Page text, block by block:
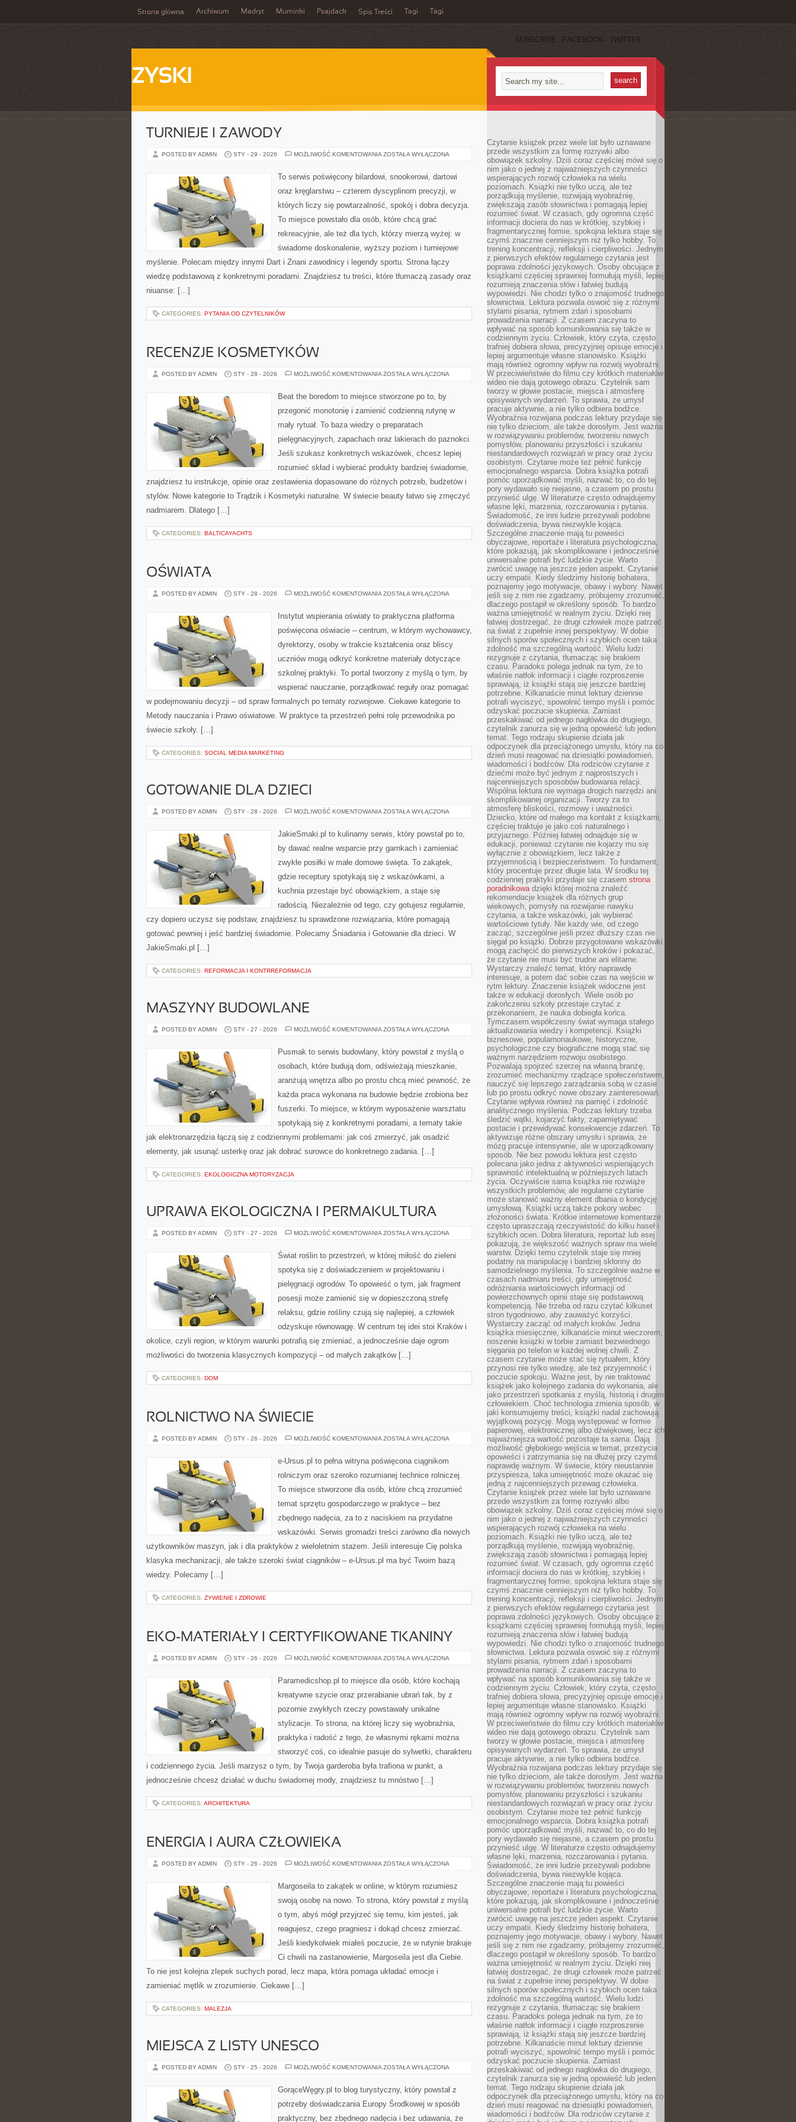
Strona główna Archiwum Madryt Muminki Psajdack Spis Treści Tagi Tagi
SUBSCRIBE FACEBOOK TWITTER
ZYSKI
TURNIEJE I ZAWODY
POSTED BY ADMIN STY - 29 - 2026 MOŻLIWOŚĆ KOMENTOWANIA TURNIEJE
ZOSTAŁA WYŁĄCZONA
To serwis poświęcony bilardowi, snookerowi, dartowi
oraz kręglarstwu – czterem dyscyplinom precyzji, w
których liczy się powtarzalność, spokój i dobra decyzja.
To miejsce powstało dla osób, które chcą grać
rekreacyjnie, ale też dla tych, którzy mierzą wyżej: w
świadome doskonalenie, wyższy poziom i turniejowe
myślenie. Polecam między innymi Dart i Znani zawodnicy i legendy sportu. Strona łączy
wiedzę podstawową z konkretnymi poradami. Znajdziesz tu treści, które tłumaczą zasady oraz
niuanse: […]
CATEGORIES: PYTANIA OD CZYTELNIKÓW
RECENZJE KOSMETYKÓW
POSTED BY ADMIN STY - 28 - 2026 MOŻLIWOŚĆ KOMENTOWANIA RECENZJE
ZOSTAŁA WYŁĄCZONA
Beat the boredom to miejsce stworzone po to, by
przegonić monotonię i zamienić codzienną rutynę w
mały rytuał. To baza wiedzy o preparatach
pielęgnacyjnych, zapachach oraz lakierach do paznokci.
Jeśli szukasz konkretnych wskazówek, chcesz lepiej
rozumieć skład i wybierać produkty bardziej świadomie,
znajdziesz tu instrukcje, opinie oraz zestawienia dopasowane do różnych potrzeb, budżetów i
stylów. Nowe kategorie to Trądzik i Kosmetyki naturalne. W świecie beauty łatwo się zmęczyć
nadmiarem. Dlatego […]
CATEGORIES: BALTICAYACHTS
OŚWIATA
POSTED BY ADMIN STY - 28 - 2026 MOŻLIWOŚĆ KOMENTOWANIA OŚWIATA
ZOSTAŁA WYŁĄCZONA
Instytut wspierania oświaty to praktyczna platforma
poświęcona oświacie – centrum, w którym wychowawcy,
dyrektorzy, osoby w trakcie kształcenia oraz bliscy
uczniów mogą odkryć konkretne materiały dotyczące
szkolnej praktyki. To portal tworzony z myślą o tym, by
wspierać nauczanie, porządkować reguły oraz pomagać
w podejmowaniu decyzji – od spraw formalnych po tematy rozwojowe. Ciekawe kategorie to
Metody nauczania i Prawo oświatowe. W praktyce ta przestrzeń pełni rolę przewodnika po
świecie szkoły. […]
CATEGORIES: SOCIAL MEDIA MARKETING
GOTOWANIE DLA DZIECI
POSTED BY ADMIN STY - 28 - 2026 MOŻLIWOŚĆ KOMENTOWANIA GOTOWANIE
ZOSTAŁA WYŁĄCZONA
JakieSmaki.pl to kulinarny serwis, który powstał po to,
by dawać realne wsparcie przy garnkach i zamieniać
zwykłe posiłki w małe domowe święta. To zakątek,
gdzie receptury spotykają się z wskazówkami, a
kuchnia przestaje być obowiązkiem, a staje się
radością. Niezależnie od tego, czy gotujesz regularnie,
czy dopiero uczysz się podstaw, znajdziesz tu sprawdzone rozwiązania, które pomagają
gotować pewniej i jeść bardziej świadomie. Polecamy Śniadania i Gotowanie dla dzieci. W
JakieSmaki.pl […]
CATEGORIES: REFORMACJA I KONTRREFORMACJA
MASZYNY BUDOWLANE
POSTED BY ADMIN STY - 27 - 2026 MOŻLIWOŚĆ KOMENTOWANIA MASZYNY
ZOSTAŁA WYŁĄCZONA
Pusmak to serwis budowlany, który powstał z myślą o
osobach, które budują dom, odświeżają mieszkanie,
aranżują wnętrza albo po prostu chcą mieć pewność, że
każda praca wykonana na budowie będzie zrobiona bez
fuszerki. To miejsce, w którym wyposażenie warsztatu
spotykają się z konkretnymi poradami, a tematy takie
jak elektronarzędzia łączą się z codziennymi problemami: jak coś zmierzyć, jak osadzić
elementy, jak usunąć usterkę oraz jak dobrać surowce do konkretnego zadania. […]
CATEGORIES: EKOLOGICZNA MOTORYZACJA
UPRAWA EKOLOGICZNA I PERMAKULTURA
POSTED BY ADMIN STY - 27 - 2026 MOŻLIWOŚĆ KOMENTOWANIA UPRAWA
PERMAKULTURA
ZOSTAŁA WYŁĄCZONA
Świat roślin to przestrzeń, w której miłość do zieleni
spotyka się z doświadczeniem w projektowaniu i
pielęgnacji ogrodów. To opowieść o tym, jak fragment
posesji może zamienić się w dopieszczoną strefę
relaksu, gdzie rośliny czują się najlepiej, a człowiek
odzyskuje równowagę. W centrum tej idei stoi Kraków i
okolice, czyli region, w którym warunki potrafią się zmieniać, a jednocześnie daje ogrom
możliwości do tworzenia klasycznych kompozycji – od małych zakątków […]
CATEGORIES: DOM
ROLNICTWO NA ŚWIECIE
POSTED BY ADMIN STY - 26 - 2026 MOŻLIWOŚĆ KOMENTOWANIA ROLNICTWO
ZOSTAŁA WYŁĄCZONA
e-Ursus.pl to pełna witryna poświęcona ciągnikom
rolniczym oraz szeroko rozumianej technice rolniczej.
To miejsce stworzone dla osób, które chcą zrozumieć
temat sprzętu gospodarczego w praktyce – bez
zbędnego nadęcia, za to z naciskiem na przydatne
wskazówki. Serwis gromadzi treści zarówno dla nowych
użytkowników maszyn, jak i dla praktyków z wieloletnim stażem. Jeśli interesuje Cię polska
klasyka mechanizacji, ale także szeroki świat ciągników – e-Ursus.pl ma być Twoim bazą
wiedzy. Polecamy […]
CATEGORIES: ŻYWIENIE I ZDROWIE
EKO-MATERIAŁY I CERTYFIKOWANE TKANINY
POSTED BY ADMIN STY - 26 - 2026 MOŻLIWOŚĆ KOMENTOWANIA EKO-
CERTYFIKOWANE
TKANINY
ZOSTAŁA WYŁĄCZONA
Paramedicshop.pl to miejsce dla osób, które kochają
kreatywne szycie oraz przerabianie ubrań tak, by z
pozornie zwykłych rzeczy powstawały unikalne
stylizacje. To strona, na której liczy się wyobraźnia,
praktyka i radość z tego, że własnymi rękami można
stworzyć coś, co idealnie pasuje do sylwetki, charakteru
i codziennego życia. Jeśli marzysz o tym, by Twoja garderoba była trafiona w punkt, a
jednocześnie chcesz działać w duchu świadomej mody, znajdziesz tu mnóstwo […]
CATEGORIES: ARCHITEKTURA
ENERGIA I AURA CZŁOWIEKA
POSTED BY ADMIN STY - 26 - 2026 MOŻLIWOŚĆ KOMENTOWANIA ENERGIA
CZŁOWIEKA
ZOSTAŁA WYŁĄCZONA
Margoseila to zakątek w online, w którym rozumiesz
swoją osobę na nowo. To strona, który powstał z myślą
o tym, abyś mógł przyjrzeć się temu, kim jesteś, jak
reagujesz, czego pragniesz i dokąd chcesz zmierzać.
Jeśli kiedykolwiek miałeś poczucie, że w rutynie brakuje
Ci chwili na zastanowienie, Margoseila jest dla Ciebie.
To nie jest kolejna zlepek suchych porad, lecz mapa, która pomaga układać emocje i
zamieniać mętlik w zrozumienie. Ciekawe […]
CATEGORIES: MALEZJA
MIEJSCA Z LISTY UNESCO
POSTED BY ADMIN STY - 25 - 2026 MOŻLIWOŚĆ KOMENTOWANIA MIEJSCA
UNESCO
ZOSTAŁA WYŁĄCZONA
GorąceWęgry.pl to blog turystyczny, który powstał z
potrzeby doświadczania Europy Środkowej w sposób
praktyczny, bez zbędnego nadęcia i bez udawania, że
Czytanie książek przez wiele lat było uznawane
przede wszystkim za formę rozrywki albo
obowiązek szkolny. Dziś coraz częściej mówi się o
nim jako o jednej z najważniejszych czynności
wspierających rozwój człowieka na wielu
poziomach. Książki nie tylko uczą, ale też
porządkują myślenie, rozwijają wyobraźnię,
zwiększają zasób słownictwa i pomagają lepiej
rozumieć świat. W czasach, gdy ogromna część
informacji dociera do nas w krótkiej, szybkiej i
fragmentarycznej formie, spokojna lektura staje się
czymś znacznie cenniejszym niż tylko hobby. To
trening koncentracji, refleksji i cierpliwości. Jednym
z pierwszych efektów regularnego czytania jest
poprawa zdolności językowych. Osoby obcujące z
książkami częściej sprawniej formułują myśli, lepiej
rozumieją znaczenia słów i łatwiej budują
wypowiedzi. Nie chodzi tylko o znajomość trudnego
słownictwa. Lektura pozwala oswoić się z różnymi
stylami pisania, rytmem zdań i sposobami
prowadzenia narracji. Z czasem zaczyna to
wpływać na sposób komunikowania się także w
codziennym życiu. Człowiek, który czyta, często
trafniej dobiera słowa, precyzyjniej opisuje emocje i
lepiej argumentuje własne stanowisko. Książki
mają również ogromny wpływ na rozwój wyobraźni.
W przeciwieństwie do filmu czy krótkich materiałów
wideo nie dają gotowego obrazu. Czytelnik sam
tworzy w głowie postacie, miejsca i atmosferę
opisywanych wydarzeń. To sprawia, że umysł
pracuje aktywnie, a nie tylko odbiera bodźce.
Wyobraźnia rozwijana podczas lektury przydaje się
nie tylko dzieciom, ale także dorosłym. Jest ważna
w rozwiązywaniu problemów, tworzeniu nowych
pomysłów, planowaniu przyszłości i szukaniu
niestandardowych rozwiązań w pracy oraz życiu
osobistym. Czytanie może też pełnić funkcję
emocjonalnego wsparcia. Dobra książka potrafi
pomóc uporządkować myśli, nazwać to, co do tej
pory wydawało się niejasne, a czasem po prostu
przynieść ulgę. W literaturze często odnajdujemy
własne lęki, marzenia, rozczarowania i pytania.
Świadomość, że inni ludzie przeżywali podobne
doświadczenia, bywa niezwykle kojąca.
Szczególne znaczenie mają tu powieści
obyczajowe, reportaże i literatura psychologiczna,
które pokazują, jak skomplikowane i jednocześnie
uniwersalne potrafi być ludzkie życie. Warto
zwrócić uwagę na jeszcze jeden aspekt. Czytanie
uczy empatii. Kiedy śledzimy historię bohatera,
poznajemy jego motywacje, obawy i wybory. Nawet
jeśli się z nim nie zgadzamy, próbujemy zrozumieć,
dlaczego postąpił w określony sposób. To bardzo
ważna umiejętność w realnym życiu. Dzięki niej
łatwiej dostrzegać, że drugi człowiek może patrzeć
na świat z zupełnie innej perspektywy. W dobie
silnych sporów społecznych i szybkich ocen taka
zdolność ma szczególną wartość. Wielu ludzi
rezygnuje z czytania, tłumacząc się brakiem
czasu. Paradoks polega jednak na tym, że to
właśnie natłok informacji i ciągłe rozproszenie
sprawiają, iż książki stają się jeszcze bardziej
potrzebne. Kilkanaście minut lektury dziennie
potrafi wyciszyć, spowolnić tempo myśli i pomóc
odzyskać poczucie skupienia. Zamiast
przeskakiwać od jednego nagłówka do drugiego,
czytelnik zanurza się w jedną opowieść lub jeden
temat. Tego rodzaju skupienie działa jak
odpoczynek dla przeciążonego umysłu, który na co
dzień musi reagować na dziesiątki powiadomień,
wiadomości i bodźców. Dla rodziców czytanie z
dziećmi może być jednym z najprostszych i
najcenniejszych sposobów budowania relacji.
Wspólna lektura nie wymaga drogich narzędzi ani
skomplikowanej organizacji. Tworzy za to
atmosferę bliskości, rozmowy i uważności.
Dziecko, które od małego ma kontakt z książkami,
częściej traktuje je jako coś naturalnego i
przyjaznego. Później łatwiej odnajduje się w
edukacji, ponieważ czytanie nie kojarzy mu się
wyłącznie z obowiązkiem, lecz także z
przyjemnością i bezpieczeństwem. To fundament,
który procentuje przez długie lata. W środku tej
codziennej praktyki przydaje się czasem strona
poradnikowadzięki której można znaleźć
rekomendacje książek dla różnych grup
wiekowych, pomysły na rozwijanie nawyku
czytania, a także wskazówki, jak wybierać
wartościowe tytuły. Nie każdy wie, od czego
zacząć, szczególnie jeśli przez dłuższy czas nie
sięgał po książki. Dobrze przygotowane wskazówki
mogą zachęcić do pierwszych kroków i pokazać,
że czytanie nie musi być trudne ani elitarne.
Wystarczy znaleźć temat, który naprawdę
interesuje, a potem dać sobie czas na wejście w
rytm lektury. Znaczenie książek widoczne jest
także w edukacji dorosłych. Wiele osób po
zakończeniu szkoły przestaje czytać z
przekonaniem, że nauka dobiegła końca.
Tymczasem współczesny świat wymaga stałego
aktualizowania wiedzy i kompetencji. Książki
biznesowe, popularnonaukowe, historyczne,
psychologiczne czy biograficzne mogą stać się
ważnym narzędziem rozwoju osobistego.
Pozwalają spojrzeć szerzej na własną branżę,
zrozumieć mechanizmy rządzące społeczeństwem,
nauczyć się lepszego zarządzania sobą w czasie
lub po prostu odkryć nowe obszary zainteresowań.
Czytanie wpływa również na pamięć i zdolność
analitycznego myślenia. Podczas lektury trzeba
śledzić wątki, kojarzyć fakty, zapamiętywać
postacie i przewidywać konsekwencje zdarzeń. To
aktywizuje różne obszary umysłu i sprawia, że
mózg pracuje intensywnie, ale w uporządkowany
sposób. Nie bez powodu lektura jest często
polecana jako jedna z aktywności wspierających
sprawność intelektualną w późniejszych latach
życia. Oczywiście sama książka nie rozwiąże
wszystkich problemów, ale regularne czytanie
może stanowić ważny element dbania o kondycję
umysłową. Książki uczą także pokory wobec
złożoności świata. Krótkie internetowe komentarze
często upraszczają rzeczywistość do kilku haseł i
szybkich ocen. Dobra literatura, reportaż lub esej
pokazują, że większość ważnych spraw ma wiele
warstw. Dzięki temu czytelnik staje się mniej
podatny na manipulację i bardziej skłonny do
samodzielnego myślenia. To szczególnie ważne w
czasach nadmiaru treści, gdy umiejętność
odróżniania wartościowych informacji od
powierzchownych opinii staje się podstawową
kompetencją. Nie trzeba od razu czytać kilkuset
stron tygodniowo, aby zauważyć korzyści.
Wystarczy zacząć od małych kroków. Jedna
książka miesięcznie, kilkanaście minut wieczorem,
noszenie książki w torbie zamiast bezwiednego
sięgania po telefon w każdej wolnej chwili. Z
czasem czytanie może stać się rytuałem, który
przynosi nie tylko wiedzę, ale też przyjemność i
poczucie spokoju. Ważne jest, by nie traktować
książek jako kolejnego zadania do wykonania, ale
jako przestrzeń spotkania z myślą, historią i drugim
człowiekiem. Choć technologia zmienia sposób, w
jaki konsumujemy treści, książki nadal zachowują
wyjątkową pozycję. Mogą występować w formie
papierowej, elektronicznej albo dźwiękowej, lecz ich
najważniejsza wartość pozostaje ta sama. Dają
możliwość głębokiego wejścia w temat, przeżycia
opowieści i zatrzymania się na dłużej przy czymś
naprawdę ważnym. W świecie, który nieustannie
przyspiesza, taka umiejętność może okazać się
jedną z najcenniejszych przewag człowieka.
Czytanie książek przez wiele lat było uznawane
przede wszystkim za formę rozrywki albo
obowiązek szkolny. Dziś coraz częściej mówi się o
nim jako o jednej z najważniejszych czynności
wspierających rozwój człowieka na wielu
poziomach. Książki nie tylko uczą, ale też
porządkują myślenie, rozwijają wyobraźnię,
zwiększają zasób słownictwa i pomagają lepiej
rozumieć świat. W czasach, gdy ogromna część
informacji dociera do nas w krótkiej, szybkiej i
fragmentarycznej formie, spokojna lektura staje się
czymś znacznie cenniejszym niż tylko hobby. To
trening koncentracji, refleksji i cierpliwości. Jednym
z pierwszych efektów regularnego czytania jest
poprawa zdolności językowych. Osoby obcujące z
książkami częściej sprawniej formułują myśli, lepiej
rozumieją znaczenia słów i łatwiej budują
wypowiedzi. Nie chodzi tylko o znajomość trudnego
słownictwa. Lektura pozwala oswoić się z różnymi
stylami pisania, rytmem zdań i sposobami
prowadzenia narracji. Z czasem zaczyna to
wpływać na sposób komunikowania się także w
codziennym życiu. Człowiek, który czyta, często
trafniej dobiera słowa, precyzyjniej opisuje emocje i
lepiej argumentuje własne stanowisko. Książki
mają również ogromny wpływ na rozwój wyobraźni.
W przeciwieństwie do filmu czy krótkich materiałów
wideo nie dają gotowego obrazu. Czytelnik sam
tworzy w głowie postacie, miejsca i atmosferę
opisywanych wydarzeń. To sprawia, że umysł
pracuje aktywnie, a nie tylko odbiera bodźce.
Wyobraźnia rozwijana podczas lektury przydaje się
nie tylko dzieciom, ale także dorosłym. Jest ważna
w rozwiązywaniu problemów, tworzeniu nowych
pomysłów, planowaniu przyszłości i szukaniu
niestandardowych rozwiązań w pracy oraz życiu
osobistym. Czytanie może też pełnić funkcję
emocjonalnego wsparcia. Dobra książka potrafi
pomóc uporządkować myśli, nazwać to, co do tej
pory wydawało się niejasne, a czasem po prostu
przynieść ulgę. W literaturze często odnajdujemy
własne lęki, marzenia, rozczarowania i pytania.
Świadomość, że inni ludzie przeżywali podobne
doświadczenia, bywa niezwykle kojąca.
Szczególne znaczenie mają tu powieści
obyczajowe, reportaże i literatura psychologiczna,
które pokazują, jak skomplikowane i jednocześnie
uniwersalne potrafi być ludzkie życie. Warto
zwrócić uwagę na jeszcze jeden aspekt. Czytanie
uczy empatii. Kiedy śledzimy historię bohatera,
poznajemy jego motywacje, obawy i wybory. Nawet
jeśli się z nim nie zgadzamy, próbujemy zrozumieć,
dlaczego postąpił w określony sposób. To bardzo
ważna umiejętność w realnym życiu. Dzięki niej
łatwiej dostrzegać, że drugi człowiek może patrzeć
na świat z zupełnie innej perspektywy. W dobie
silnych sporów społecznych i szybkich ocen taka
zdolność ma szczególną wartość. Wielu ludzi
rezygnuje z czytania, tłumacząc się brakiem
czasu. Paradoks polega jednak na tym, że to
właśnie natłok informacji i ciągłe rozproszenie
sprawiają, iż książki stają się jeszcze bardziej
potrzebne. Kilkanaście minut lektury dziennie
potrafi wyciszyć, spowolnić tempo myśli i pomóc
odzyskać poczucie skupienia. Zamiast
przeskakiwać od jednego nagłówka do drugiego,
czytelnik zanurza się w jedną opowieść lub jeden
temat. Tego rodzaju skupienie działa jak
odpoczynek dla przeciążonego umysłu, który na co
dzień musi reagować na dziesiątki powiadomień,
wiadomości i bodźców. Dla rodziców czytanie z